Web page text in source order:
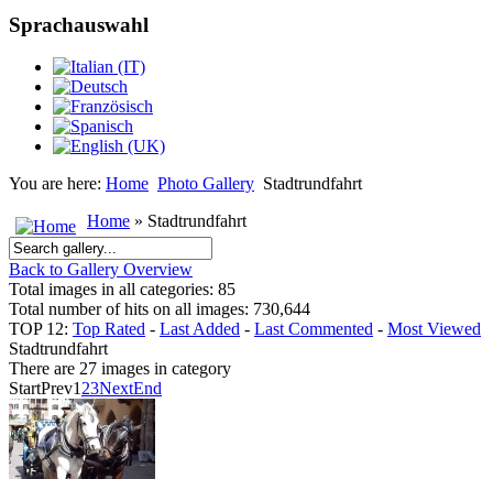
Sprachauswahl
You are here: Home Photo Gallery Stadtrundfahrt
Home » Stadtrundfahrt
Back to Gallery Overview
Total images in all categories: 85
Total number of hits on all images: 730,644
TOP 12: Top Rated - Last Added - Last Commented - Most Viewed
Stadtrundfahrt
There are 27 images in category
StartPrev1 23NextEnd